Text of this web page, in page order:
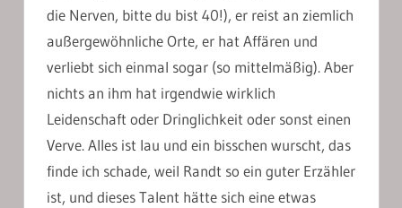
die Nerven, bitte du bist 40!), er reist an ziemlich
außergewöhnliche Orte, er hat Affären und
verliebt sich einmal sogar (so mittelmäßig). Aber
nichts an ihm hat irgendwie wirklich
Leidenschaft oder Dringlichkeit oder sonst einen
Verve. Alles ist lau und ein bisschen wurscht, das
finde ich schade, weil Randt so ein guter Erzähler
ist, und dieses Talent hätte sich eine etwas